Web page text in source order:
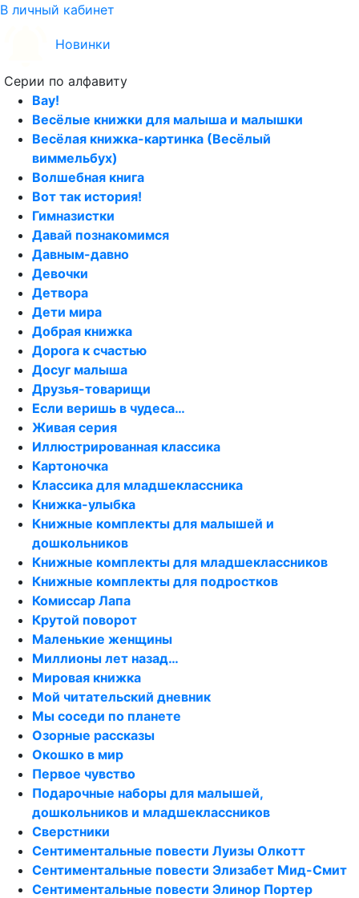
В личный кабинет
Новинки
Серии по алфавиту
Вау!
Весёлые книжки для малыша и малышки
Весёлая книжка-картинка (Весёлый
виммельбух)
Волшебная книга
Вот так история!
Гимназистки
Давай познакомимся
Давным-давно
Девочки
Детвора
Дети мира
Добрая книжка
Дорога к счастью
Досуг малыша
Друзья-товарищи
Если веришь в чудеса…
Живая серия
Иллюстрированная классика
Картоночка
Классика для младшеклассника
Книжка-улыбка
Книжные комплекты для малышей и
дошкольников
Книжные комплекты для младшеклассников
Книжные комплекты для подростков
Комиссар Лапа
Крутой поворот
Маленькие женщины
Миллионы лет назад…
Мировая книжка
Мой читательский дневник
Мы соседи по планете
Озорные рассказы
Окошко в мир
Первое чувство
Подарочные наборы для малышей,
дошкольников и младшеклассников
Сверстники
Сентиментальные повести Луизы Олкотт
Сентиментальные повести Элизабет Мид-Смит
Сентиментальные повести Элинор Портер